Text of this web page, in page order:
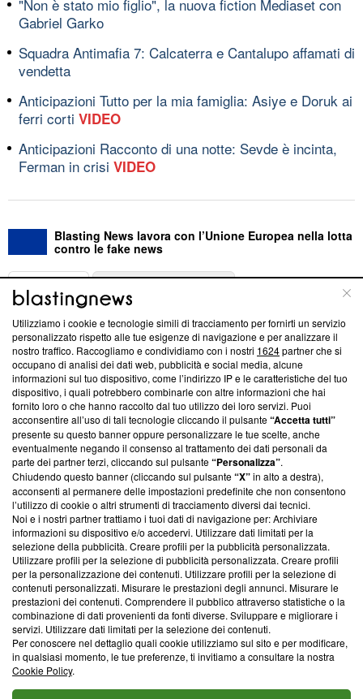
"Non è stato mio figlio", la nuova fiction Mediaset con
Gabriel Garko
Squadra Antimafia 7: Calcaterra e Cantalupo affamati di
vendetta
Anticipazioni Tutto per la mia famiglia: Asiye e Doruk ai
ferri corti VIDEO
Anticipazioni Racconto di una notte: Sevde è incinta,
Ferman in crisi VIDEO
Blasting News lavora con l’Unione Europea nella lotta
contro le fake news
ABOUT
Questa sezione offre informazioni trasparenti su Blasting
News, sui nostri processi editoriali e su come ci impegniamo a
creare news di qualità. Inoltre, afferma la nostra aderenza a
‘Trust Project - News with Integrity’Blasting News non è
ancora membro del programma, ma ha richiesto di farne
parte; Trust Project non ha ancora effettuato una verifica di
conformità agli standard.
Su di noi
Team editoriale
Corporate
Redazione
Informativa Privacy
Cookie Policy
Blasting SA, IDI CHE-247.845.224, Via Carlo Frasca, 3 - 6900
Lugano (Svizzera) Tel:+39 0690258937
© 2026 Blasting News
Utilizziamo i cookie e tecnologie simili di tracciamento per fornirti un servizio
personalizzato rispetto alle tue esigenze di navigazione e per analizzare il
nostro traffico. Raccogliamo e condividiamo con i nostri 1624partner che si
occupano di analisi dei dati web, pubblicità e social media, alcune
informazioni sul tuo dispositivo, come l’indirizzo IP e le caratteristiche del tuo
dispositivo, i quali potrebbero combinarle con altre informazioni che hai
fornito loro o che hanno raccolto dal tuo utilizzo dei loro servizi. Puoi
acconsentire all’uso di tali tecnologie cliccando il pulsante“Accetta tutti”
presente su questo banner oppure personalizzare le tue scelte, anche
eventualmente negando il consenso al trattamento dei dati personali da
parte dei partner terzi, cliccando sul pulsante“Personalizza”.
Chiudendo questo banner (cliccando sul pulsante“X”in alto a destra),
acconsenti al permanere delle impostazioni predefinite che non consentono
l’utilizzo di cookie o altri strumenti di tracciamento diversi dai tecnici.
Noi e i nostri partner trattiamo i tuoi dati di navigazione per: Archiviare
informazioni su dispositivo e/o accedervi. Utilizzare dati limitati per la
selezione della pubblicità. Creare profili per la pubblicità personalizzata.
Utilizzare profili per la selezione di pubblicità personalizzata. Creare profili
per la personalizzazione dei contenuti. Utilizzare profili per la selezione di
contenuti personalizzati. Misurare le prestazioni degli annunci. Misurare le
prestazioni dei contenuti. Comprendere il pubblico attraverso statistiche o la
combinazione di dati provenienti da fonti diverse. Sviluppare e migliorare i
servizi. Utilizzare dati limitati per la selezione dei contenuti.
Per conoscere nel dettaglio quali cookie utilizziamo sul sito e per modificare,
in qualsiasi momento, le tue preferenze, ti invitiamo a consultare la nostra
Cookie Policy.